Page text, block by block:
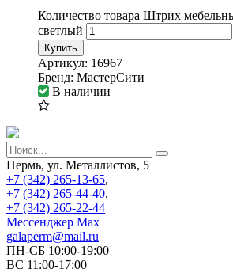
Количество товара Штрих
светлый
Купить
Артикул: 16967
Бренд: МастерСити
В наличии
Пермь, ул. Металлистов, 5
+7 (342) 265-13-65,
+7 (342) 265-44-40,
+7 (342) 265-22-44
Мессенджер Мах
galaperm@mail.ru
ПН-СБ 10:00-19:00
ВС 11:00-17:00